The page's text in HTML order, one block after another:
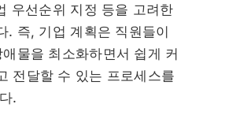
우선순위 지정 등을 고려한
. 즉, 기업 계획은 직원들이
물을 최소화하면서 쉽게 커
전달할 수 있는 프로세스를
.